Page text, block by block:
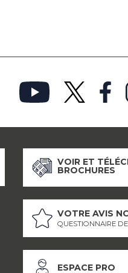
VOIR ET
BROCHURES
VOTRE AVIS
QUESTIONNAIRE
ESPACE PRO